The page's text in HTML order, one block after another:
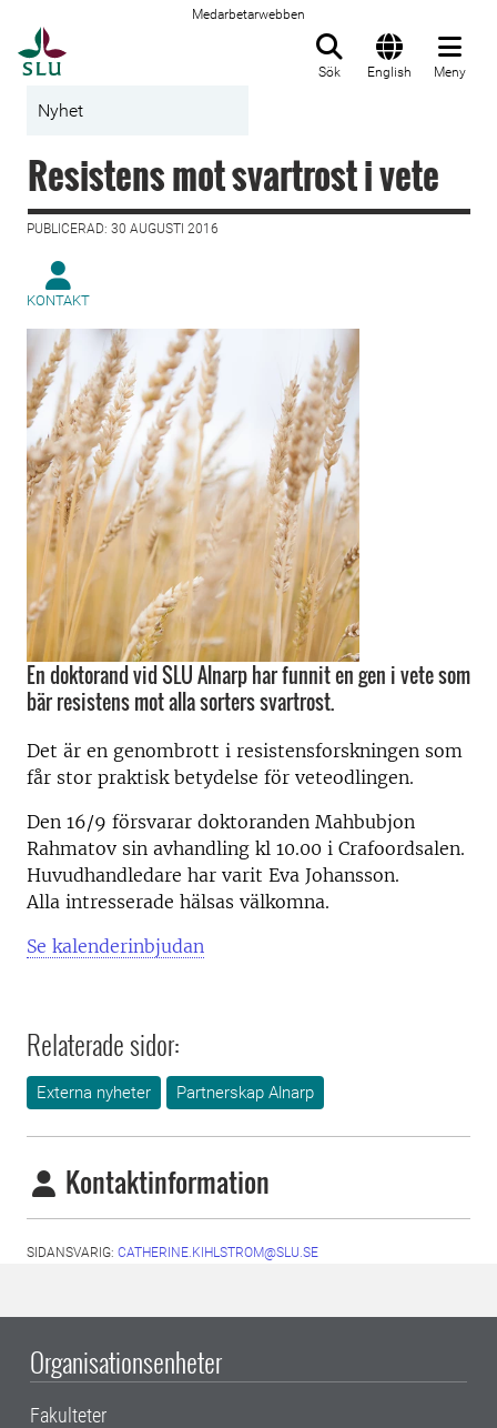
Medarbetarwebben
Sök English Meny
Nyhet
Resistens mot svartrost i vete
PUBLICERAD: 30 AUGUSTI 2016
KONTAKT
En doktorand vid SLU Alnarp har funnit en gen i vete som
bär resistens mot alla sorters svartrost.
Det är en genombrott i resistensforskningen som
får stor praktisk betydelse för veteodlingen.
Den 16/9 försvarar doktoranden Mahbubjon
Rahmatov sin avhandling kl 10.00 i Crafoordsalen.
Huvudhandledare har varit Eva Johansson.
Alla intresserade hälsas välkomna.
Se kalenderinbjudan
Relaterade sidor:
Externa nyheter Partnerskap Alnarp
Kontaktinformation
SIDANSVARIG: CATHERINE.KIHLSTROM@SLU.SE
Organisationsenheter
Fakulteter